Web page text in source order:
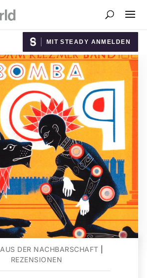
MIT STEADY ANMELDEN
AUS DER NACHBARSCHAFT
REZENSIONEN